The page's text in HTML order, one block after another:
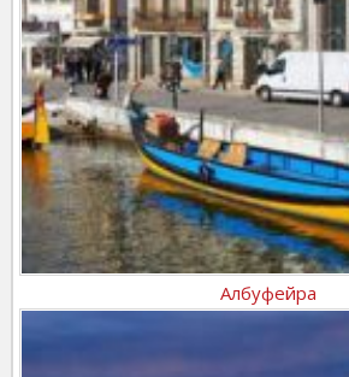
Албуфейра